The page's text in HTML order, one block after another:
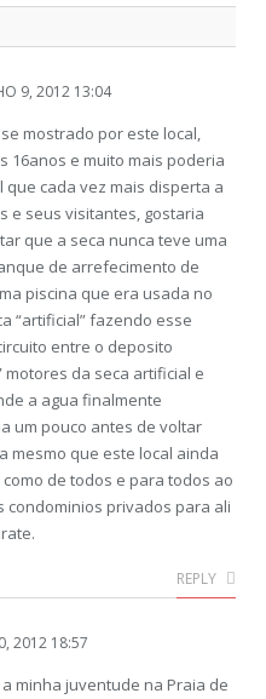
9, 2012 13:04
mostrado por este local,
16anos e muito mais poderia
que cada vez mais disperta a
e seus visitantes, gostaria
que a seca nunca teve uma
de arrefecimento de
piscina que era usada no
“artificial” fazendo esse
entre o deposito
motores da seca artificial e
a agua finalmente
um pouco antes de voltar
mesmo que este local ainda
de todos e para todos ao
condominios privados para ali
REPLY
2012 18:57
minha juventude na Praia de